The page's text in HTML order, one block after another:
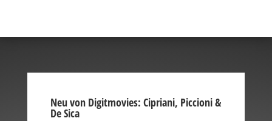
Neu von Digitmovies: Cipriani, Piccioni &
De Sica